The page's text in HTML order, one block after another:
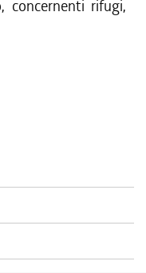
concernenti rifugi,